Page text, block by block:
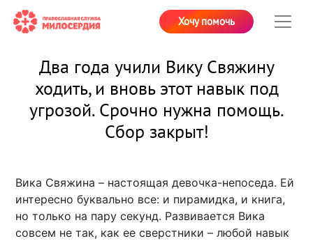
Хочу помочь
Два года учили Вику Свяжину
ходить, и вновь этот навык под
угрозой. Срочно нужна помощь.
Сбор закрыт!
Вика Свяжина – настоящая девочка-непоседа. Ей
интересно буквально все: и пирамидка, и книга,
но только на пару секунд. Развивается Вика
совсем не так, как ее сверстники – любой навык